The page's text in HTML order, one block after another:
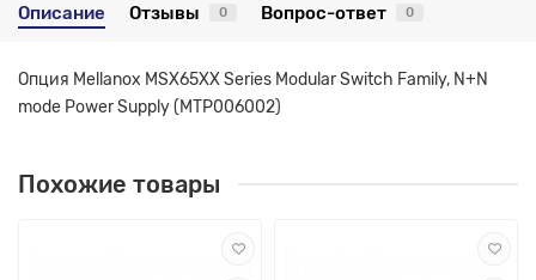
Описание Отзывы 0 Вопрос-ответ 0
Опция Mellanox MSX65XX Series Modular Switch Family, N+N
mode Power Supply (MTP006002)
Похожие товары